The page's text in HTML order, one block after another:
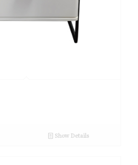
Show Details